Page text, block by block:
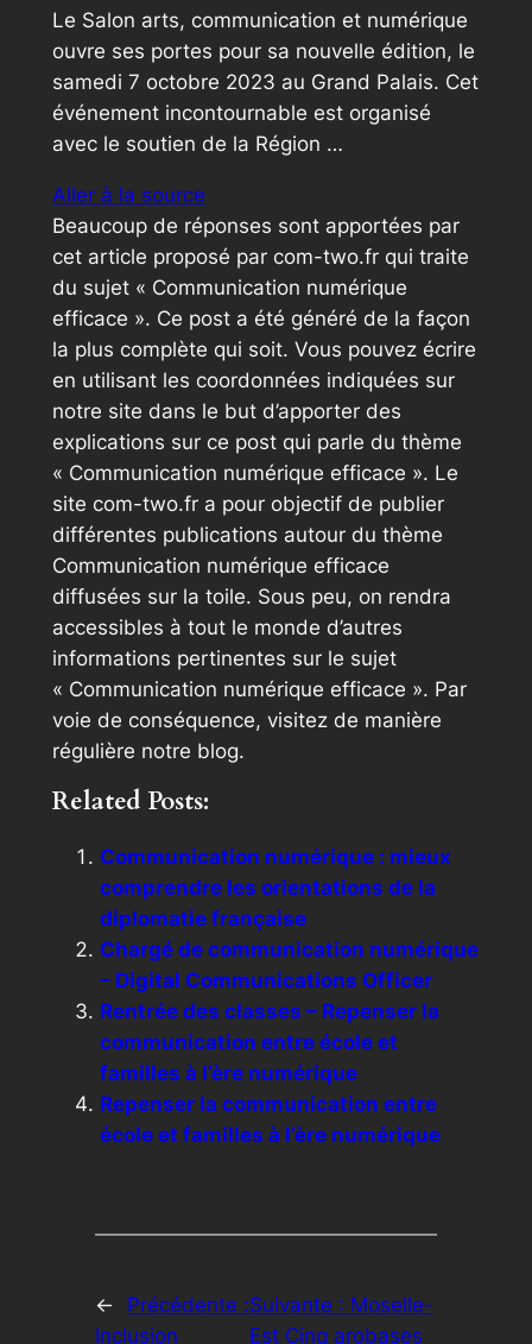
Le Salon arts, communication et numérique
ouvre ses portes pour sa nouvelle édition, le
samedi 7 octobre 2023 au Grand Palais. Cet
événement incontournable est organisé
avec le soutien de la Région …
Aller à la source
Beaucoup de réponses sont apportées par
cet article proposé par com-two.fr qui traite
du sujet « Communication numérique
efficace ». Ce post a été généré de la façon
la plus complète qui soit. Vous pouvez écrire
en utilisant les coordonnées indiquées sur
notre site dans le but d’apporter des
explications sur ce post qui parle du thème
« Communication numérique efficace ». Le
site com-two.fr a pour objectif de publier
différentes publications autour du thème
Communication numérique efficace
diffusées sur la toile. Sous peu, on rendra
accessibles à tout le monde d’autres
informations pertinentes sur le sujet
« Communication numérique efficace ». Par
voie de conséquence, visitez de manière
régulière notre blog.
Related Posts:
Communication numérique : mieux
comprendre les orientations de la
diplomatie française
Chargé de communication numérique
– Digital Communications Officer
Rentrée des classes – Repenser la
communication entre école et
familles à l’ère numérique
Repenser la communication entre
école et familles à l’ère numérique
←
Précédente :
Inclusion
Suivante : Moselle-
Est Cinq arobases